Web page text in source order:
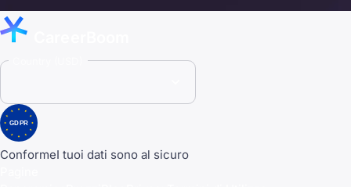
GDPR
ConformeI tuoi dati sono al sicuro